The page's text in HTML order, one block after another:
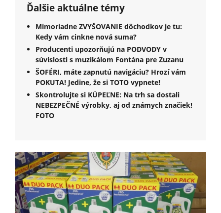
Ďalšie aktuálne témy
Mimoriadne ZVYŠOVANIE dôchodkov je tu:
Kedy vám cinkne nová suma?
Producenti upozorňujú na PODVODY v
súvislosti s muzikálom Fontána pre Zuzanu
ŠOFÉRI, máte zapnutú navigáciu? Hrozí vám
POKUTA! Jedine, že si TOTO vypnete!
Skontrolujte si KÚPEĽNE: Na trh sa dostali
NEBEZPEČNÉ výrobky, aj od známych značiek!
FOTO